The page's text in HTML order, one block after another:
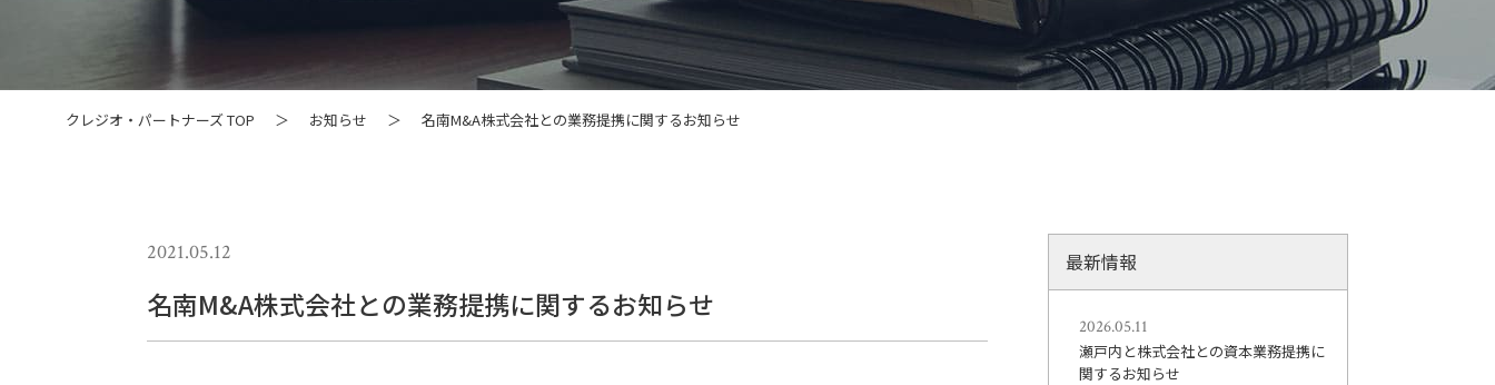
クレジオ・パートナーズ TOP ＞ お知らせ ＞ 名南M&A株式会社との業務提携に関するお知らせ
2021.05.12
名南M&A株式会社との業務提携に関するお知らせ
最新情報
2026.05.11
瀬戸内と株式会社との資本業務提携に
関するお知らせ